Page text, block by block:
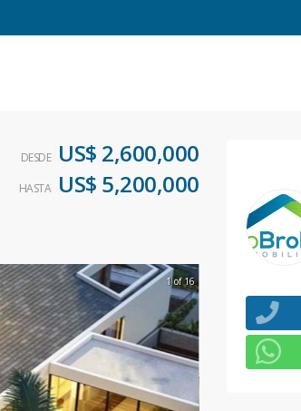
DESDE US$ 2,600,000
HASTA US$ 5,200,000
1 of 16